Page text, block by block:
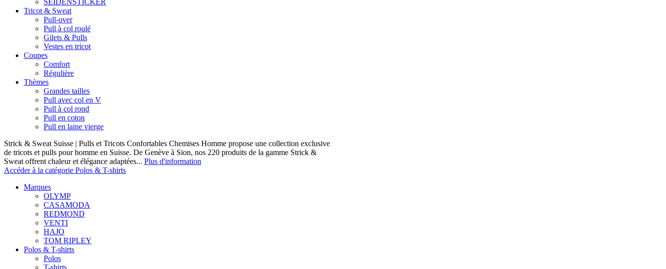
SEIDENSTICKER
Tricot & Sweat
Pull-over
Pull à col roulé
Gilets & Pulls
Vestes en tricot
Coupes
Comfort
Régulière
Thèmes
Grandes tailles
Pull avec col en V
Pull à col rond
Pull en coton
Pull en laine vierge
Strick & Sweat Suisse | Pulls et Tricots Confortables Chemises Homme propose une collection exclusive
de tricots et pulls pour homme en Suisse. De Genève à Sion, nos 220 produits de la gamme Strick &
Sweat offrent chaleur et élégance adaptées... Plus d'information
Accéder à la catégorie Polos & T-shirts
Marques
OLYMP
CASAMODA
REDMOND
VENTI
HAJO
TOM RIPLEY
Polos & T-shirts
Polos
T-shirts